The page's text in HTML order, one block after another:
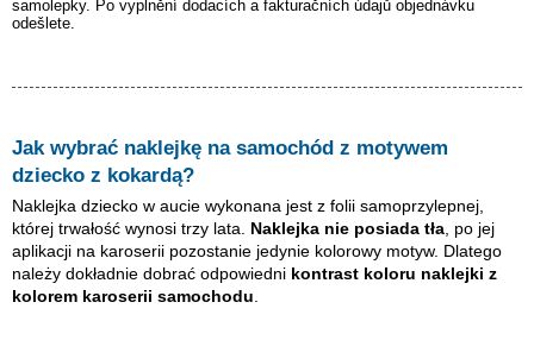
samolepky. Po vyplnění dodacích a fakturačních údajů objednávku
odešlete.
Jak wybrać naklejkę na samochód z motywem
dziecko z kokardą?
Naklejka dziecko w aucie wykonana jest z folii samoprzylepnej,
której trwałość wynosi trzy lata. Naklejka nie posiada tła , po jej
aplikacji na karoserii pozostanie jedynie kolorowy motyw. Dlatego
należy dokładnie dobrać odpowiedni kontrast koloru naklejki z
kolorem karoserii samochodu